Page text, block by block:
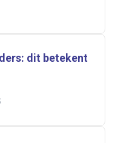
dit betekent